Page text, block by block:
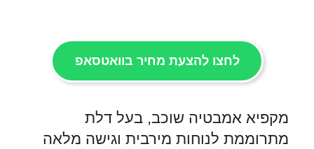
לחצו להצעת מחיר בוואטסאפ
מקפיא אמבטיה שוכב, בעל דלת
מתרוממת לנוחות מירבית וגישה מלאה